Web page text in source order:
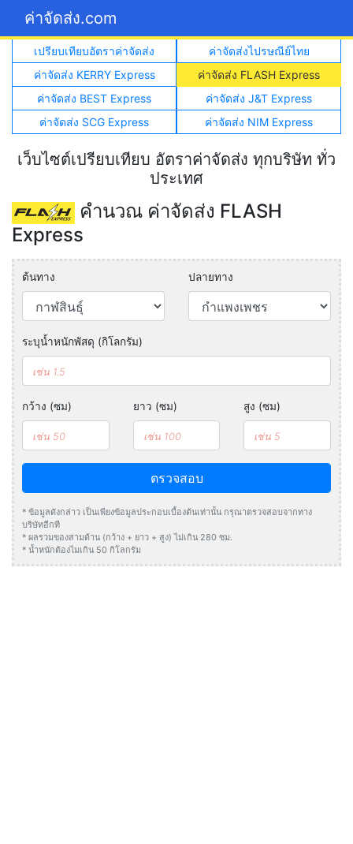
ค่าจัดส่ง.com
เปรียบเทียบอัตราค่าจัดส่ง
ค่าจัดส่งไปรษณีย์ไทย
ค่าจัดส่ง KERRY Express
ค่าจัดส่ง FLASH Express
ค่าจัดส่ง BEST Express
ค่าจัดส่ง J&T Express
ค่าจัดส่ง SCG Express
ค่าจัดส่ง NIM Express
เว็บไซต์เปรียบเทียบ อัตราค่าจัดส่ง ทุกบริษัท ทั่ว
ประเทศ
คำนวณ ค่าจัดส่ง FLASH
Express
ต้นทาง ปลายทาง
ระบุน้ำหนักพัสดุ (กิโลกรัม)
กว้าง (ซม) ยาว (ซม) สูง (ซม)
ตรวจสอบ
* ข้อมูลดังกล่าว เป็นเพียงข้อมูลประกอบเบื้องต้นเท่านั้น กรุณาตรวจสอบจากทาง
บริษัทอีกที
* ผลรวมของสามด้าน (กว้าง + ยาว + สูง) ไม่เกิน 280 ซม.
* น้ำหนักต้องไมเกิน 50 กิโลกรัม